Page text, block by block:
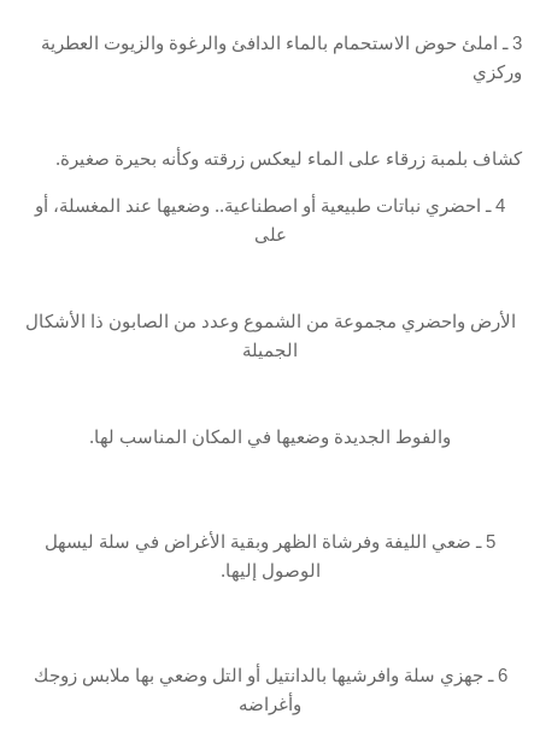
3 ـ املئ حوض الاستحمام بالماء الدافئ والرغوة والزيوت العطرية
وركزي
كشاف بلمبة زرقاء على الماء ليعكس زرقته وكأنه بحيرة صغيرة.
4 ـ احضري نباتات طبيعية أو اصطناعية.. وضعيها عند المغسلة، أو
على
الأرض واحضري مجموعة من الشموع وعدد من الصابون ذا الأشكال
الجميلة
والفوط الجديدة وضعيها في المكان المناسب لها.
5 ـ ضعي الليفة وفرشاة الظهر وبقية الأغراض في سلة ليسهل
الوصول إليها.
6 ـ جهزي سلة وافرشيها بالدانتيل أو التل وضعي بها ملابس زوجك
وأغراضه